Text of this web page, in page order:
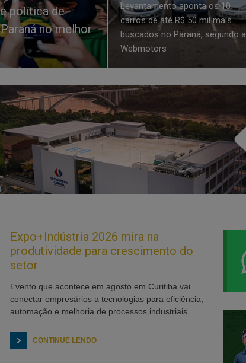
política de
no melhor
Levantamento aponta os 10
carros de até R$ 50 mil mais
buscados no Paraná, segundo a
Webmotors
Expo+Indústria 2026 mira na
produtividade para crescimento do
setor
Evento que acontece em agosto em Curitiba vai
conectar empresários a tecnologias para eficiência,
automação e melhoria de processos industriais.
CONTINUE LENDO